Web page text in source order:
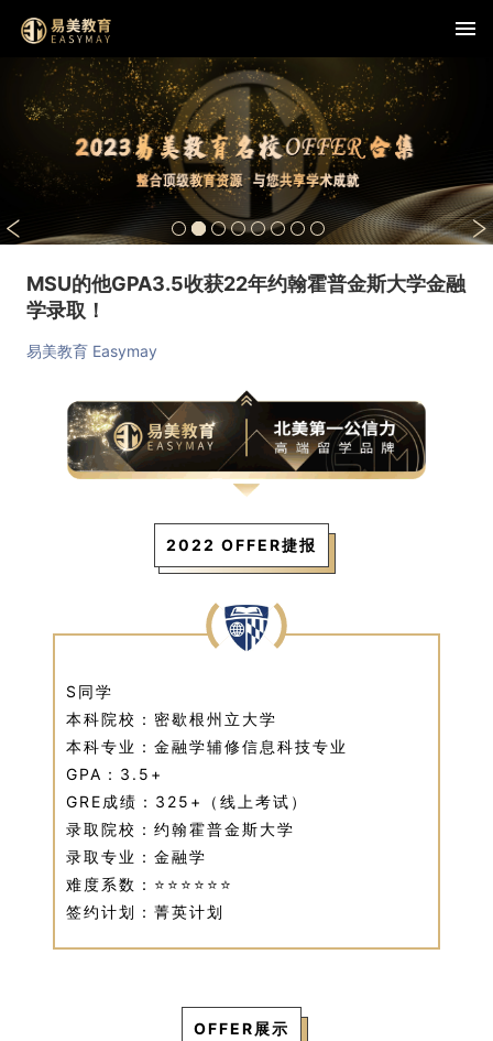
MSU的他GPA3.5收获22年约翰霍普金斯大学金融
学录取！
易美教育 Easymay
2022 OFFER捷报
S同学
本科院校：密歇根州立大学
本科专业：金融学辅修信息科技专业
GPA：3.5+
GRE成绩：325+（线上考试）
录取院校：约翰霍普金斯大学
录取专业：金融学
难度系数：⭐⭐⭐⭐ ⭐⭐
签约计划：菁英计划
OFFER展示